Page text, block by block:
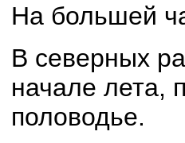
На большей
В северных
начале лета,
половодье.